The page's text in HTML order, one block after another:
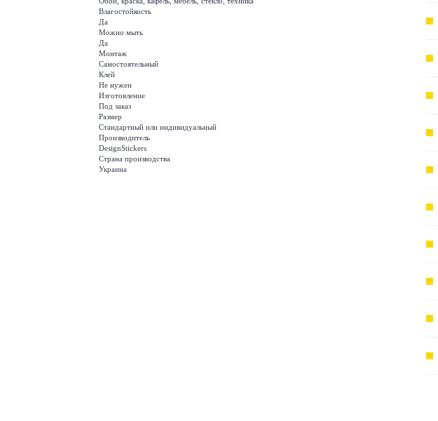
Влагостойкость
Да
Можно мыть
Да
Монтаж
Самостоятельный
Клей
Не нужен
Изготовление
Под заказ
Размер
Стандартный или индивидуальный
Производитель
DesignStickers
Страна производства
Украина